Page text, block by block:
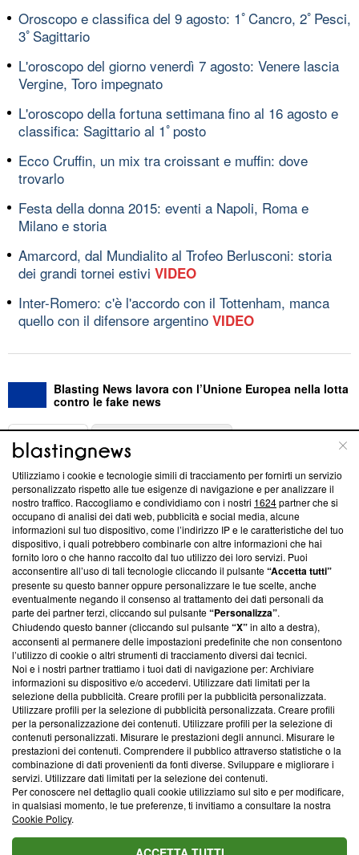
Oroscopo e classifica del 9 agosto: 1ﾟCancro, 2ﾟPesci,
3ﾟSagittario
L'oroscopo del giorno venerdì 7 agosto: Venere lascia
Vergine, Toro impegnato
L'oroscopo della fortuna settimana fino al 16 agosto e
classifica: Sagittario al 1ﾟposto
Ecco Cruffin, un mix tra croissant e muffin: dove
trovarlo
Festa della donna 2015: eventi a Napoli, Roma e
Milano e storia
Amarcord, dal Mundialito al Trofeo Berlusconi: storia
dei grandi tornei estivi VIDEO
Inter-Romero: c'è l'accordo con il Tottenham, manca
quello con il difensore argentino VIDEO
Blasting News lavora con l’Unione Europea nella lotta
contro le fake news
ABOUT
Questa sezione offre informazioni trasparenti su Blasting
News, sui nostri processi editoriali e su come ci impegniamo a
creare news di qualità. Inoltre, afferma la nostra aderenza a
‘Trust Project - News with Integrity’Blasting News non è
ancora membro del programma, ma ha richiesto di farne
parte; Trust Project non ha ancora effettuato una verifica di
conformità agli standard.
Su di noi
Team editoriale
Corporate
Redazione
Informativa Privacy
Cookie Policy
Blasting SA, IDI CHE-247.845.224, Via Carlo Frasca, 3 - 6900
Lugano (Svizzera) Tel:+39 0690258937
© 2026 Blasting News
Utilizziamo i cookie e tecnologie simili di tracciamento per fornirti un servizio
personalizzato rispetto alle tue esigenze di navigazione e per analizzare il
nostro traffico. Raccogliamo e condividiamo con i nostri 1624partner che si
occupano di analisi dei dati web, pubblicità e social media, alcune
informazioni sul tuo dispositivo, come l’indirizzo IP e le caratteristiche del tuo
dispositivo, i quali potrebbero combinarle con altre informazioni che hai
fornito loro o che hanno raccolto dal tuo utilizzo dei loro servizi. Puoi
acconsentire all’uso di tali tecnologie cliccando il pulsante“Accetta tutti”
presente su questo banner oppure personalizzare le tue scelte, anche
eventualmente negando il consenso al trattamento dei dati personali da
parte dei partner terzi, cliccando sul pulsante“Personalizza”.
Chiudendo questo banner (cliccando sul pulsante“X”in alto a destra),
acconsenti al permanere delle impostazioni predefinite che non consentono
l’utilizzo di cookie o altri strumenti di tracciamento diversi dai tecnici.
Noi e i nostri partner trattiamo i tuoi dati di navigazione per: Archiviare
informazioni su dispositivo e/o accedervi. Utilizzare dati limitati per la
selezione della pubblicità. Creare profili per la pubblicità personalizzata.
Utilizzare profili per la selezione di pubblicità personalizzata. Creare profili
per la personalizzazione dei contenuti. Utilizzare profili per la selezione di
contenuti personalizzati. Misurare le prestazioni degli annunci. Misurare le
prestazioni dei contenuti. Comprendere il pubblico attraverso statistiche o la
combinazione di dati provenienti da fonti diverse. Sviluppare e migliorare i
servizi. Utilizzare dati limitati per la selezione dei contenuti.
Per conoscere nel dettaglio quali cookie utilizziamo sul sito e per modificare,
in qualsiasi momento, le tue preferenze, ti invitiamo a consultare la nostra
Cookie Policy.